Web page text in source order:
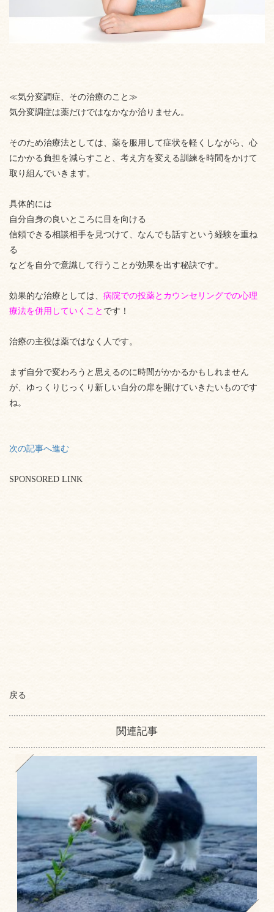
≪気分変調症、その治療のこと≫
気分変調症は薬だけではなかなか治りません。
そのため治療法としては、薬を服用して症状を軽くしながら、心
にかかる負担を減らすこと、考え方を変える訓練を時間をかけて
取り組んでいきます。
具体的には
自分自身の良いところに目を向ける
信頼できる相談相手を見つけて、なんでも話すという経験を重ね
る
などを自分で意識して行うことが効果を出す秘訣です。
効果的な治療としては、 病院での投薬とカウンセリングでの心理
療法を併用していくこと です！
治療の主役は薬ではなく人です。
まず自分で変わろうと思えるのに時間がかかるかもしれません
が、ゆっくりじっくり新しい自分の扉を開けていきたいものです
ね。
次の記事へ進む
SPONSORED LINK
戻る
関連記事